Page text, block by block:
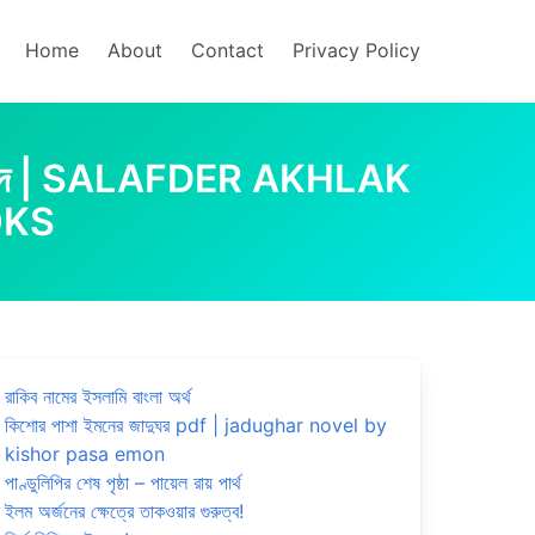
Home About Contact Privacy Policy
| SALAFDER AKHLAK
Forid Books
রাকিব নামের ইসলামি বাংলা অর্থ
কিশোর পাশা ইমনের জাদুঘর pdf | jadughar novel by
kishor pasa emon
পাণ্ডুলিপির শেষ পৃষ্ঠা – পায়েল রায় পার্থ
ইলম অর্জনের ক্ষেত্রে তাকওয়ার গুরুত্ব!